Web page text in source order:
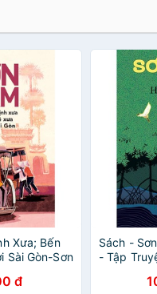
Xưa; Bến
Sài Gòn-Sơn
đ
Sách -
- Tập